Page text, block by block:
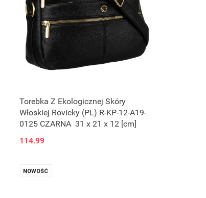
Produkt niedostępny
Torebka Z Ekologicznej Skóry
Włoskiej Rovicky (PL) R-KP-12-A19-
0125 CZARNA 31 x 21 x 12 [cm]
114.99
NOWOŚĆ